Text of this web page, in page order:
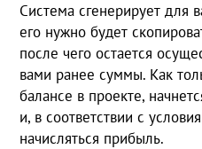
Система сгенерирует для
его нужно будет
после чего остается
вами ранее суммы. Как
балансе в проекте,
и, в соответствии с
начисляться прибыль.